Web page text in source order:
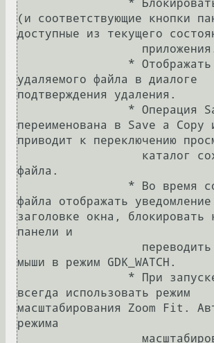
(и соответствующие кнопки
доступные из текущего
удаляемого файла в диалоге
подтверждения удаления.
переименована в Save a Copy
приводит к переключению
файла.
файла отображать
заголовке окна, блокировать
панели и
мыши в режим GDK_WATCH.
всегда использовать режим
масштабирования Zoom Fit.
режима